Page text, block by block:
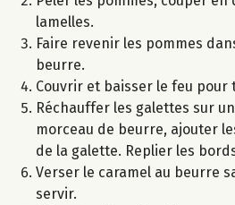
lamelles.
Faire revenir les pommes
beurre.
Couvrir et baisser le feu pour
Réchauffer les galettes sur
morceau de beurre, ajouter
de la galette. Replier les
Verser le caramel au beurre
servir.